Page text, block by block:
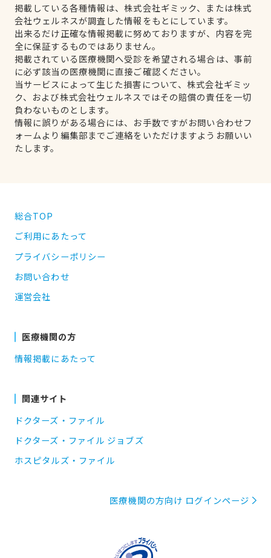
掲載している各種情報は、株式会社ギミック、または株式
会社ウェルネスが調査した情報をもとにしています。
出来るだけ正確な情報掲載に努めておりますが、内容を完
全に保証するものではありません。
掲載されている医療機関へ受診を希望される場合は、事前
に必ず該当の医療機関に直接ご確認ください。
当サービスによって生じた損害について、株式会社ギミッ
ク、および株式会社ウェルネスではその賠償の責任を一切
負わないものとします。
情報に誤りがある場合には、お手数ですがお問い合わせフ
ォームより編集部までご連絡をいただけますようお願いい
たします。
総合TOP
ご利用にあたって
プライバシーポリシー
お問い合わせ
運営会社
医療機関の方
情報掲載にあたって
関連サイト
ドクターズ・ファイル
ドクターズ・ファイル ジョブズ
ホスピタルズ・ファイル
医療機関の方向け ログインページ